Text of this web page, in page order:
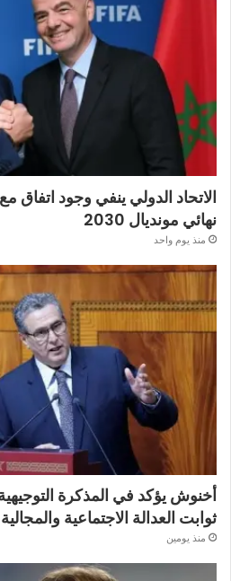
الاتحاد الدولي ينفي وجود اتفاق
نهائي مونديال 2030
منذ يوم واحد
ثوابت العدالة الاجتماعية
منذ يومين